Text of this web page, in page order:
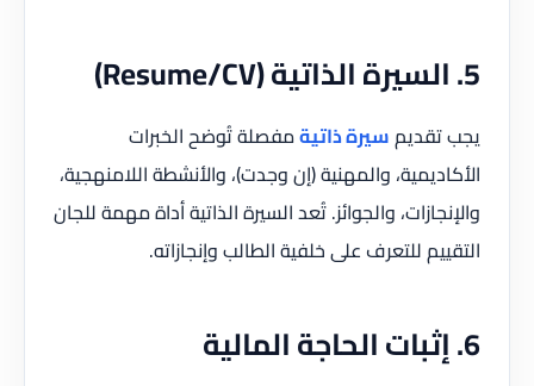
5. السيرة الذاتية (Resume/CV)
يجب تقديمسيرة ذاتيةمفصلة تُوضح الخبرات
الأكاديمية، والمهنية (إن وجدت)، والأنشطة اللامنهجية،
والإنجازات، والجوائز. تُعد السيرة الذاتية أداة مهمة للجان
التقييم للتعرف على خلفية الطالب وإنجازاته.
6. إثبات الحاجة المالية